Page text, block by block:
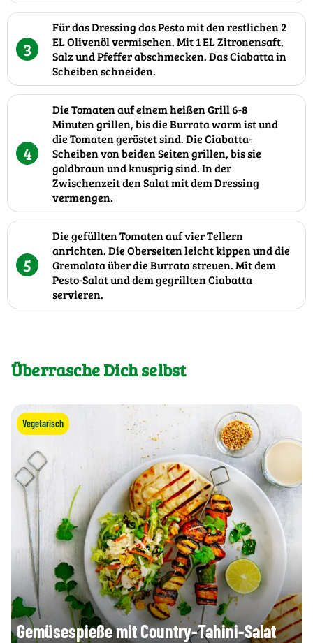
3
Für das Dressing das Pesto mit den restlichen 2
EL Olivenöl vermischen. Mit 1 EL Zitronensaft,
Salz und Pfeffer abschmecken. Das Ciabatta in
Scheiben schneiden.
4
Die Tomaten auf einem heißen Grill 6-8
Minuten grillen, bis die Burrata warm ist und
die Tomaten geröstet sind. Die Ciabatta-
Scheiben von beiden Seiten grillen, bis sie
goldbraun und knusprig sind. In der
Zwischenzeit den Salat mit dem Dressing
vermengen.
5
Die gefüllten Tomaten auf vier Tellern
anrichten. Die Oberseiten leicht kippen und die
Gremolata über die Burrata streuen. Mit dem
Pesto-Salat und dem gegrillten Ciabatta
servieren.
Überrasche Dich selbst
Vegetarisch
Gemüsespieße mit Country-Tahini-Salat